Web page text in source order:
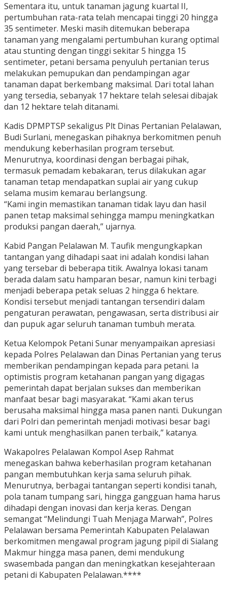
Sementara itu, untuk tanaman jagung kuartal II,
pertumbuhan rata-rata telah mencapai tinggi 20 hingga
35 sentimeter. Meski masih ditemukan beberapa
tanaman yang mengalami pertumbuhan kurang optimal
atau stunting dengan tinggi sekitar 5 hingga 15
sentimeter, petani bersama penyuluh pertanian terus
melakukan pemupukan dan pendampingan agar
tanaman dapat berkembang maksimal. Dari total lahan
yang tersedia, sebanyak 17 hektare telah selesai dibajak
dan 12 hektare telah ditanami.
Kadis DPMPTSP sekaligus Plt Dinas Pertanian Pelalawan,
Budi Surlani, menegaskan pihaknya berkomitmen penuh
mendukung keberhasilan program tersebut.
Menurutnya, koordinasi dengan berbagai pihak,
termasuk pemadam kebakaran, terus dilakukan agar
tanaman tetap mendapatkan suplai air yang cukup
selama musim kemarau berlangsung.
“Kami ingin memastikan tanaman tidak layu dan hasil
panen tetap maksimal sehingga mampu meningkatkan
produksi pangan daerah,” ujarnya.
Kabid Pangan Pelalawan M. Taufik mengungkapkan
tantangan yang dihadapi saat ini adalah kondisi lahan
yang tersebar di beberapa titik. Awalnya lokasi tanam
berada dalam satu hamparan besar, namun kini terbagi
menjadi beberapa petak seluas 2 hingga 6 hektare.
Kondisi tersebut menjadi tantangan tersendiri dalam
pengaturan perawatan, pengawasan, serta distribusi air
dan pupuk agar seluruh tanaman tumbuh merata.
Ketua Kelompok Petani Sunar menyampaikan apresiasi
kepada Polres Pelalawan dan Dinas Pertanian yang terus
memberikan pendampingan kepada para petani. Ia
optimistis program ketahanan pangan yang digagas
pemerintah dapat berjalan sukses dan memberikan
manfaat besar bagi masyarakat. “Kami akan terus
berusaha maksimal hingga masa panen nanti. Dukungan
dari Polri dan pemerintah menjadi motivasi besar bagi
kami untuk menghasilkan panen terbaik,” katanya.
Wakapolres Pelalawan Kompol Asep Rahmat
menegaskan bahwa keberhasilan program ketahanan
pangan membutuhkan kerja sama seluruh pihak.
Menurutnya, berbagai tantangan seperti kondisi tanah,
pola tanam tumpang sari, hingga gangguan hama harus
dihadapi dengan inovasi dan kerja keras. Dengan
semangat “Melindungi Tuah Menjaga Marwah”, Polres
Pelalawan bersama Pemerintah Kabupaten Pelalawan
berkomitmen mengawal program jagung pipil di Sialang
Makmur hingga masa panen, demi mendukung
swasembada pangan dan meningkatkan kesejahteraan
petani di Kabupaten Pelalawan.****